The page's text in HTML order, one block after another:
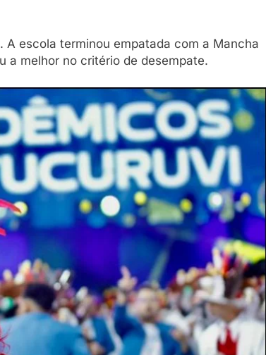
A escola terminou empatada com a Mancha
a melhor no critério de desempate.